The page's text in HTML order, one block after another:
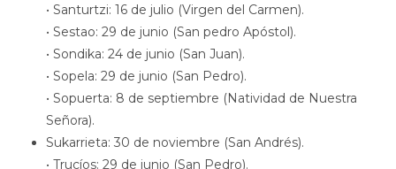
• Santurtzi: 16 de julio (Virgen del Carmen).
• Sestao: 29 de junio (San pedro Apóstol).
• Sondika: 24 de junio (San Juan).
• Sopela: 29 de junio (San Pedro).
• Sopuerta: 8 de septiembre (Natividad de Nuestra
Señora).
Sukarrieta: 30 de noviembre (San Andrés).
• Trucíos: 29 de junio (San Pedro).